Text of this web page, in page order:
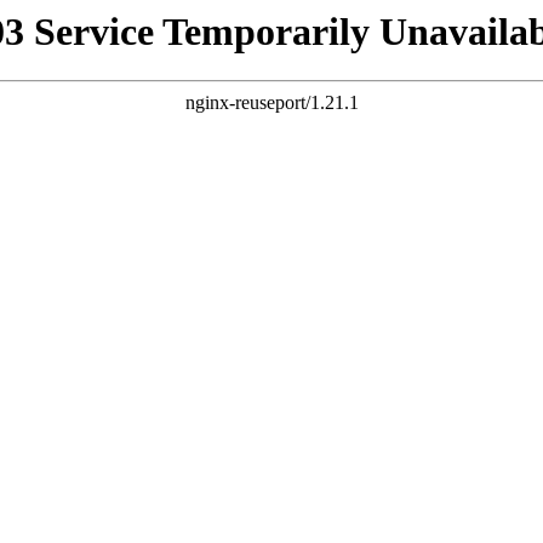
Service Temporarily
nginx-reuseport/1.21.1